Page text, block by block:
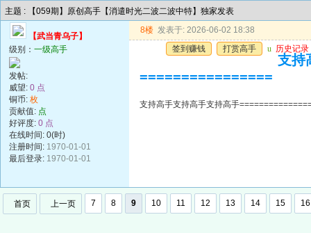
主题 : 【059期】原创高手【消遣时光二波二波中特】独家发表
【武当青乌子】
级别： 一级高手
发帖:
威望: 0 点
铜币: 枚
贡献值: 点
好评度: 0 点
在线时间: 0(时)
注册时间: 1970-01-01
最后登录: 1970-01-01
8楼 发表于: 2026-06-02 18:38
签到赚钱
打赏高手 u 历史记录
支持
================
支持高手支持高手支持高手
首页 上一页 7 8 9 10 11 12 13 14 15 16